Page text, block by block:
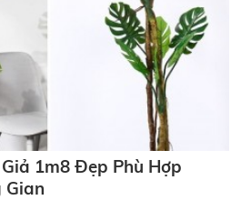
1m8 Đẹp Phù Hợp
Gian